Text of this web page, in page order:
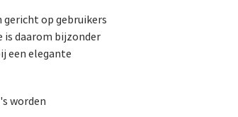
gericht op gebruikers
is daarom bijzonder
een elegante
worden